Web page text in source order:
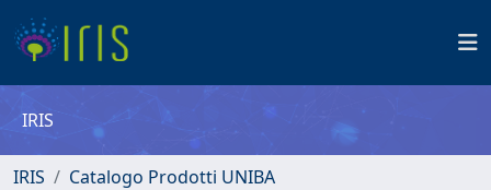
IRIS
IRIS
Catalogo Prodotti UNIBA